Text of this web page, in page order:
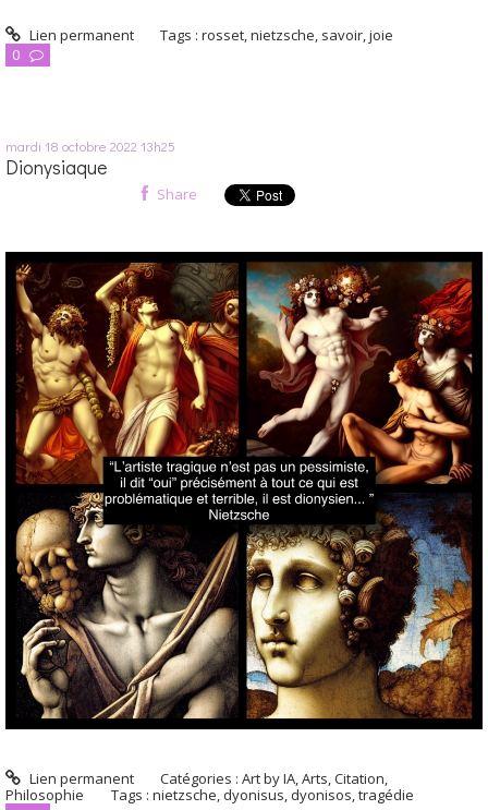
Lien permanent Tags :rosset,nietzsche, savoir,joie
0
mardi 18 octobre 2022 13h25
Dionysiaque
Share
Lien permanent Catégories :Art by IA ,Arts ,Citation
Philosophie
Tags : nietzsche dyonisus dyonisos tragédie